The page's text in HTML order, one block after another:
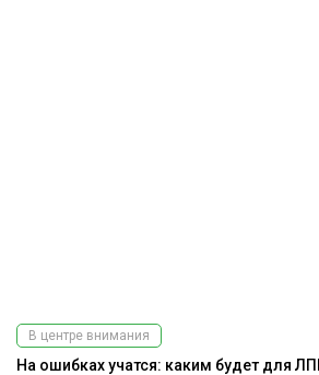
В центре внимания
На ошибках учатся: каким будет для